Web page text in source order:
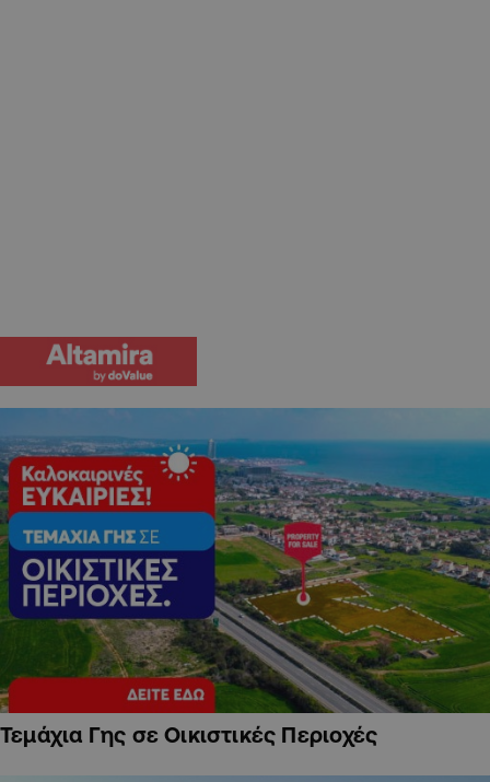
Τεμάχια Γης σε Οικιστικές Περιοχές